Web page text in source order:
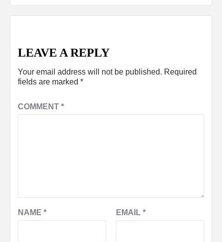
LEAVE A REPLY
Your email address will not be published. Required
fields are marked *
COMMENT *
NAME * EMAIL *